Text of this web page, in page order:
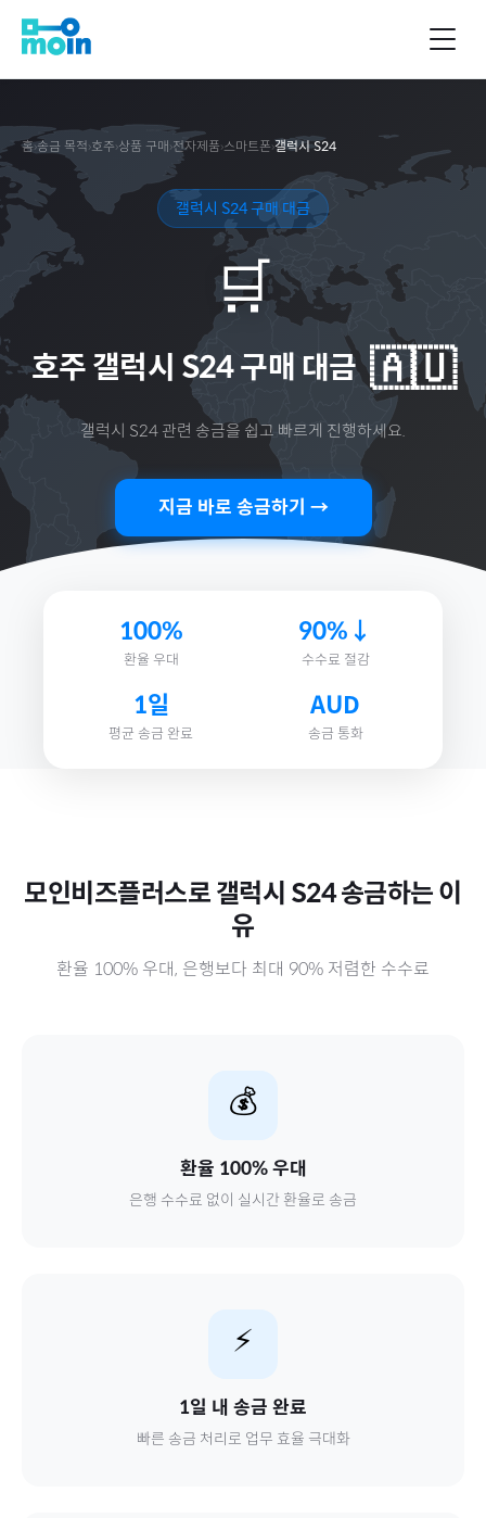
홈›송금 목적›호주›상품 구매 ›전자제품›스마트폰›갤럭시 S24
갤럭시 S24 구매 대금
🛒
호주 갤럭시 S24 구매 대금 🇦🇺
갤럭시 S24 관련 송금을 쉽고 빠르게 진행하세요.
지금 바로 송금하기 →
100%
환율 우대
90%↓
수수료 절감
1일
평균 송금 완료
AUD
송금 통화
모인비즈플러스로 갤럭시 S24송금하는 이
유
환율 100% 우대, 은행보다 최대 90% 저렴한 수수료
💰
환율 100% 우대
은행 수수료 없이 실시간 환율로 송금
⚡
1일 내 송금 완료
빠른 송금 처리로 업무 효율 극대화